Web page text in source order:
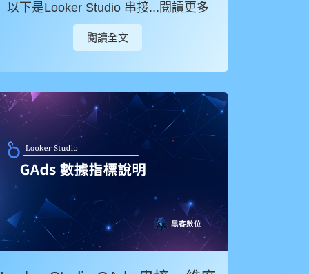
以下是Looker Studio 串接...閱讀更多
閱讀全文